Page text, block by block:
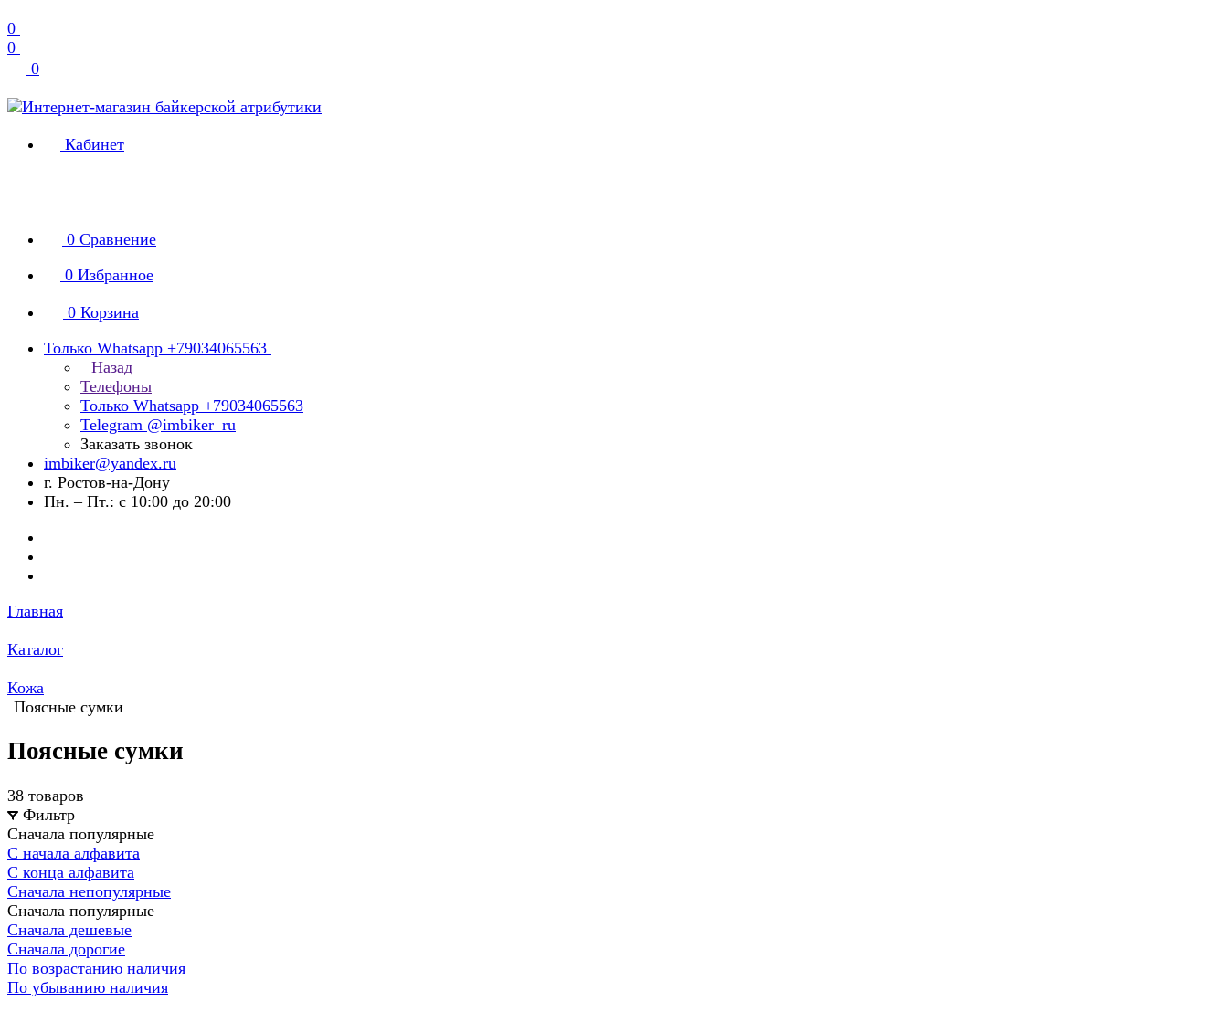
0
0
0
Кабинет
0 Сравнение
0 Избранное
0 Корзина
Только Whatsapp +79034065563
Назад
Телефоны
Только Whatsapp +79034065563
Telegram @imbiker_ru
Заказать звонок
imbiker@yandex.ru
г. Ростов-на-Дону
Пн. – Пт.: с 10:00 до 20:00
Главная
Каталог
Кожа
Поясные сумки
Поясные сумки
38 товаров
Фильтр
Сначала популярные
С начала алфавита
С конца алфавита
Сначала непопулярные
Сначала популярные
Сначала дешевые
Сначала дорогие
По возрастанию наличия
По убыванию наличия